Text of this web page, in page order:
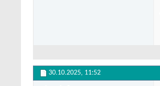
30.10.2025, 11:52